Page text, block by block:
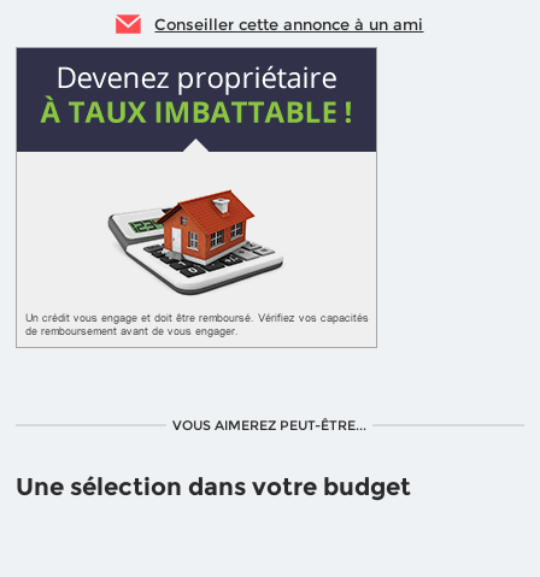
Conseiller cette annonce à un ami
VOUS AIMEREZ PEUT-ÊTRE...
Une sélection dans votre budget